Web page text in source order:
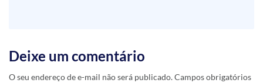
Deixe um comentário
O seu endereço de e-mail não será publicado.Campos obrigatórios